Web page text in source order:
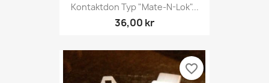
Kontaktdon Typ "Mate-N-Lok"...
36,00 kr
favorite_border